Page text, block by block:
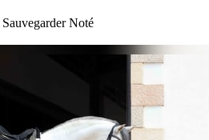
Sauvegarder Noté